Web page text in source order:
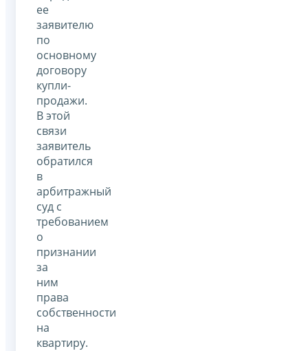
ее
заявителю
по
основному
договору
купли-
продажи.
В этой
связи
заявитель
обратился
в
арбитражный
суд с
требованием
о
признании
за
ним
права
собственности
на
квартиру.